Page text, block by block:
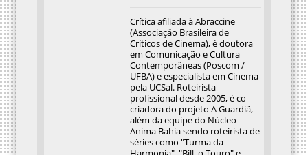
Crítica afiliada à Abraccine
(Associação Brasileira de
Críticos de Cinema), é doutora
em Comunicação e Cultura
Contemporâneas (Poscom /
UFBA) e especialista em Cinema
pela UCSal. Roteirista
profissional desde 2005, é co-
criadora do projeto A Guardiã,
além da equipe do Núcleo
Anima Bahia sendo roteirista de
séries como "Turma da